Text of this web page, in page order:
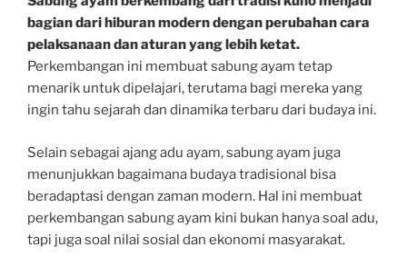
bagian dari hiburan modern dengan perubahan cara
pelaksanaan dan aturan yang lebih ketat.
Perkembangan ini membuat sabung ayam tetap
menarik untuk dipelajari, terutama bagi mereka yang
ingin tahu sejarah dan dinamika terbaru dari budaya ini.
Selain sebagai ajang adu ayam, sabung ayam juga
menunjukkan bagaimana budaya tradisional bisa
beradaptasi dengan zaman modern. Hal ini membuat
perkembangan sabung ayam kini bukan hanya soal adu,
tapi juga soal nilai sosial dan ekonomi masyarakat.